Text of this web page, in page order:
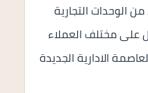
الوحدات التجارية
على مختلف العملاء
الادارية الجديدة